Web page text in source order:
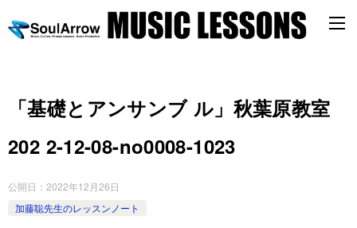
「基礎とアンサンブ ル」秋葉原教室
202 2-12-08-no0008-1023
公開日： 2022年12月26日
加藤聡先生のレッスンノート